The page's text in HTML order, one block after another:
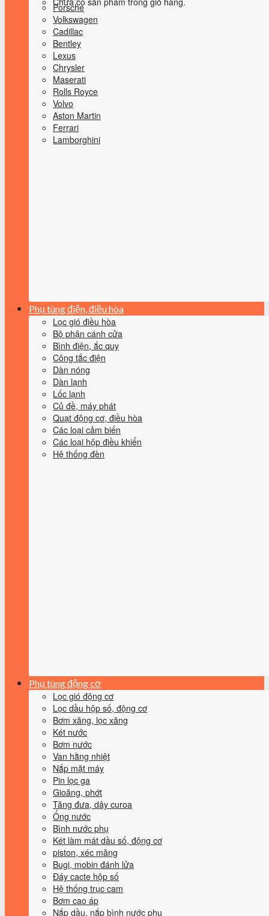
Porsche
Volkswagen
Cadillac
Bentley
Lexus
Chrysler
Maserati
Rolls Royce
Volvo
Aston Martin
Ferrari
Lamborghini
Phụ tùng điện, điều hòa
Lọc gió điều hòa
Bộ phận cánh cửa
Bình điện, ắc quy
Công tắc điện
Dàn nóng
Dàn lạnh
Lốc lạnh
Củ đề, máy phát
Quạt động cơ, điều hòa
Các loại cảm biến
Các loại hộp điều khiển
Hệ thống đèn
Phụ tùng động cơ
Lọc gió động cơ
Lọc dầu hộp số, động cơ
Bơm xăng, lọc xăng
Két nước
Bơm nước
Van hằng nhiệt
Nắp mặt máy
Pin lọc ga
Gioăng, phớt
Tăng đưa, dây curoa
Ống nước
Bình nước phụ
Két làm mát dầu số, động cơ
piston, xéc măng
Bugi, mobin đánh lửa
Đáy cacte hộp số
Hệ thống trục cam
Bơm cao áp
Nắp dầu, nắp bình nước phụ